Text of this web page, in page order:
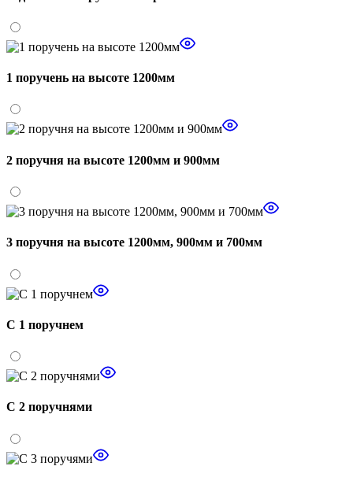
1 поручень на высоте 1200мм
2 поручня на высоте 1200мм и 900мм
3 поручня на высоте 1200мм, 900мм и 700мм
С 1 поручнем
С 2 поручнями